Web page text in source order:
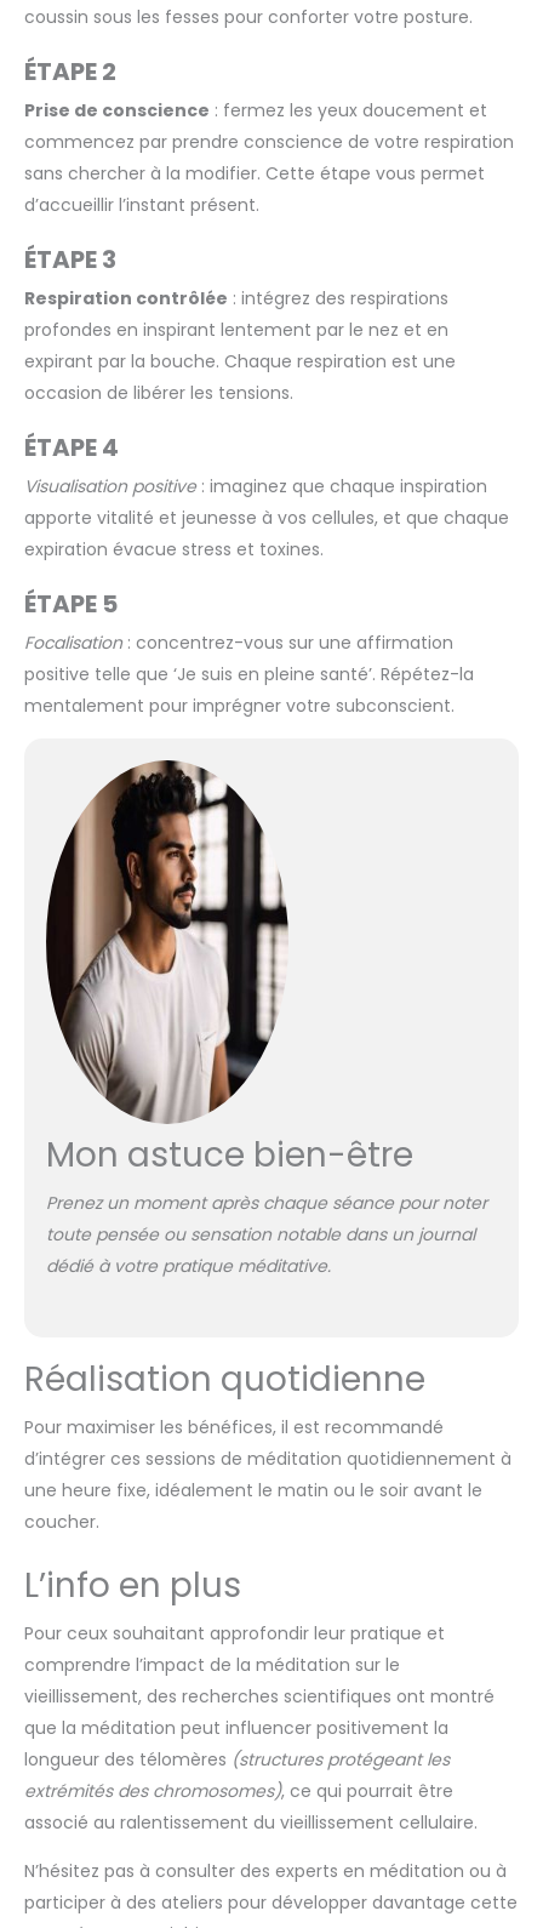
coussin sous les fesses pour conforter votre posture.
ÉTAPE 2
Prise de conscience : fermez les yeux doucement et
commencez par prendre conscience de votre respiration
sans chercher à la modifier. Cette étape vous permet
d’accueillir l’instant présent.
ÉTAPE 3
Respiration contrôlée : intégrez des respirations
profondes en inspirant lentement par le nez et en
expirant par la bouche. Chaque respiration est une
occasion de libérer les tensions.
ÉTAPE 4
Visualisation positive: imaginez que chaque inspiration
apporte vitalité et jeunesse à vos cellules, et que chaque
expiration évacue stress et toxines.
ÉTAPE 5
Focalisation: concentrez-vous sur une affirmation
positive telle que ‘Je suis en pleine santé’. Répétez-la
mentalement pour imprégner votre subconscient.
Mon astuce bien-être
Prenez un moment après chaque séance pour noter
toute pensée ou sensation notable dans un journal
dédié à votre pratique méditative.
Réalisation quotidienne
Pour maximiser les bénéfices, il est recommandé
d’intégrer ces sessions de méditation quotidiennement à
une heure fixe, idéalement le matin ou le soir avant le
coucher.
L’info en plus
Pour ceux souhaitant approfondir leur pratique et
comprendre l’impact de la méditation sur le
vieillissement, des recherches scientifiques ont montré
que la méditation peut influencer positivement la
longueur des télomères (structures protégeant les
extrémités des chromosomes), ce qui pourrait être
associé au ralentissement du vieillissement cellulaire.
N’hésitez pas à consulter des experts en méditation ou à
participer à des ateliers pour développer davantage cette